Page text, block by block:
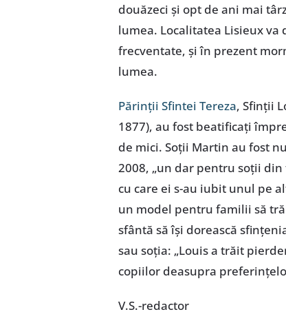
douăzeci şi opt de ani mai
lumea. Localitatea Lisieux
frecventate, şi în prezent
lumea.
Părinţii Sfintei Tereza, Sfinţii
1877), au fost beatificaţi
de mici. Soţii Martin au fost
2008, „un dar pentru soţii
cu care ei s-au iubit unul pe
un model pentru familii să
sfântă să îşi dorească
sau soţia: „Louis a trăit
copiilor deasupra
V.S.-redactor